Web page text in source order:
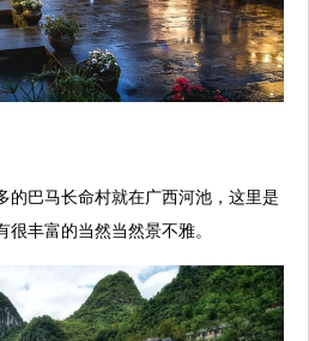
的巴马长命村就在广西河池，这里是
丰富的当然当然景不雅。